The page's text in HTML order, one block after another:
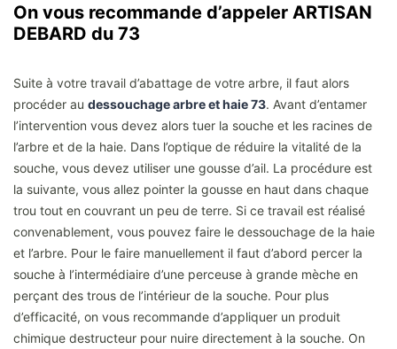
On vous recommande d’appeler ARTISAN
DEBARD du 73
Suite à votre travail d’abattage de votre arbre, il faut alors
procéder au dessouchage arbre et haie 73. Avant d’entamer
l’intervention vous devez alors tuer la souche et les racines de
l’arbre et de la haie. Dans l’optique de réduire la vitalité de la
souche, vous devez utiliser une gousse d’ail. La procédure est
la suivante, vous allez pointer la gousse en haut dans chaque
trou tout en couvrant un peu de terre. Si ce travail est réalisé
convenablement, vous pouvez faire le dessouchage de la haie
et l’arbre. Pour le faire manuellement il faut d’abord percer la
souche à l’intermédiaire d’une perceuse à grande mèche en
perçant des trous de l’intérieur de la souche. Pour plus
d’efficacité, on vous recommande d’appliquer un produit
chimique destructeur pour nuire directement à la souche. On